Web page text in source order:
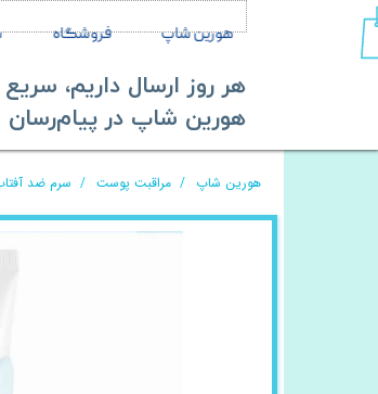
هورین شاپ فروشگاه
هر روز ارسال داریم،
​​​​​​​هورین شاپ در
هورین شاپ مراقبت پوست سرم ضد